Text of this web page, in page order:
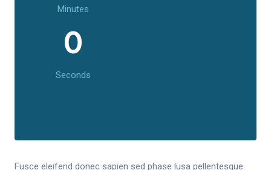
Minutes
0
Seconds
Fusce eleifend donec sapien sed phase lusa pellentesque